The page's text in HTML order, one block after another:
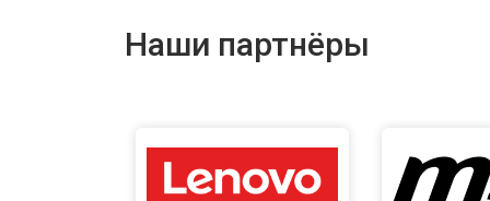
Наши партнёры